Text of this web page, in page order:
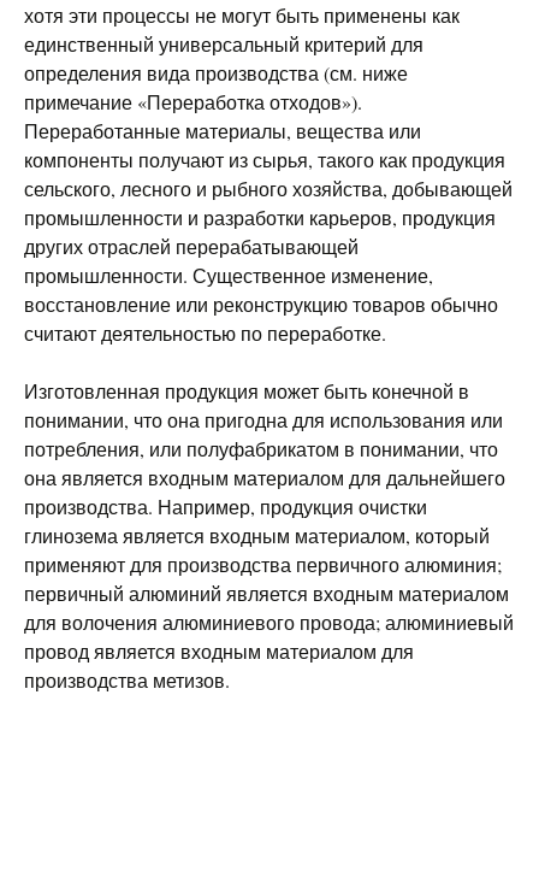
хотя эти процессы не могут быть применены как
единственный универсальный критерий для
определения вида производства (см. ниже
примечание «Переработка отходов»).
Переработанные материалы, вещества или
компоненты получают из сырья, такого как продукция
сельского, лесного и рыбного хозяйства, добывающей
промышленности и разработки карьеров, продукция
других отраслей перерабатывающей
промышленности. Существенное изменение,
восстановление или реконструкцию товаров обычно
считают деятельностью по переработке.
Изготовленная продукция может быть конечной в
понимании, что она пригодна для использования или
потребления, или полуфабрикатом в понимании, что
она является входным материалом для дальнейшего
производства. Например, продукция очистки
глинозема является входным материалом, который
применяют для производства первичного алюминия;
первичный алюминий является входным материалом
для волочения алюминиевого провода; алюминиевый
провод является входным материалом для
производства метизов.